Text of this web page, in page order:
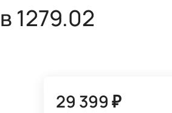
1279.02
29 399 ₽